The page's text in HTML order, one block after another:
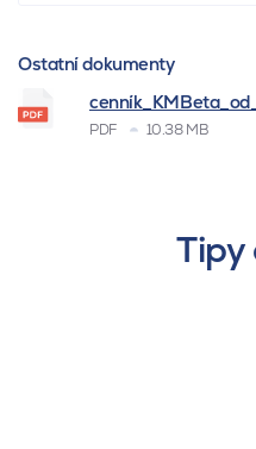
Ostatní dokumenty
PDF 10.38 MB